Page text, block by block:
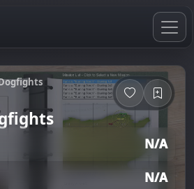
N/A
N/A